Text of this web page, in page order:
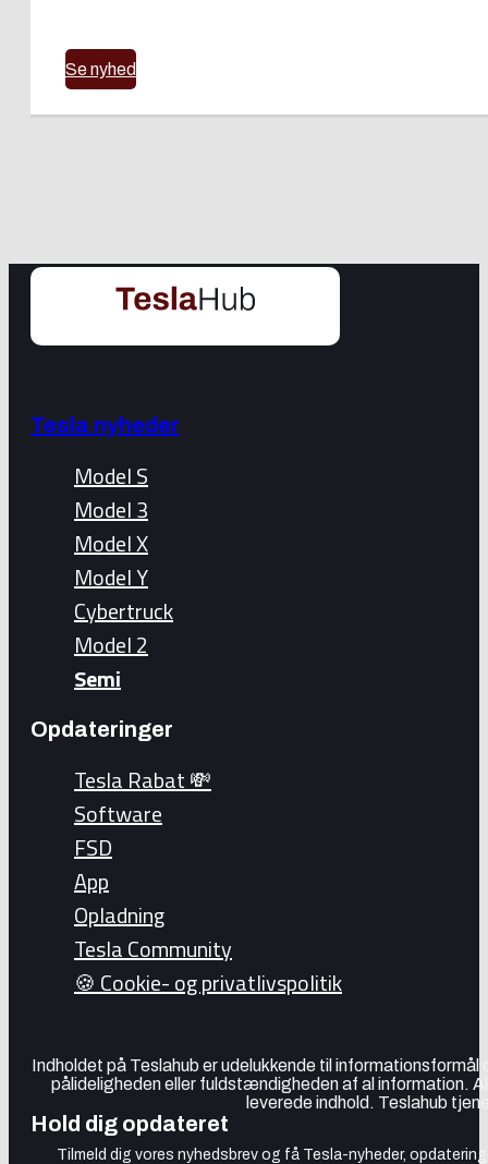
Se nyhed
Tesla nyheder
Model S
Model 3
Model X
Model Y
Cybertruck
Model 2
Semi
Opdateringer
Tesla Rabat 💸
Software
FSD
App
Opladning
Tesla Community
🍪 Cookie- og privatlivspolitik
Indholdet på Teslahub er udelukkende til
pålideligheden eller fuldstændigheden af al information.
leverede indhold. Teslahub
Hold dig opdateret
Tilmeld dig vores nyhedsbrev og få Tesla-nyheder,